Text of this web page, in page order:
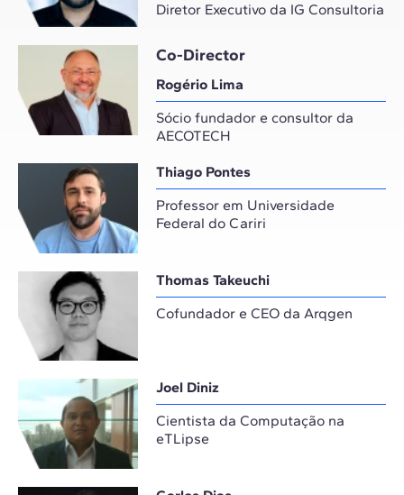
Diretor Executivo da IG Consultoria
Co-Director
Rogério Lima
Sócio fundador e consultor da
AECOTECH
Thiago Pontes
Professor em Universidade
Federal do Cariri
Thomas Takeuchi
Cofundador e CEO da Arqgen
Joel Diniz
Cientista da Computação na
eTLipse